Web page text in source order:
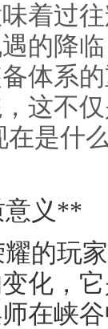
着过
的降
体系
这不
是什
意义**
的玩
化，
在峡